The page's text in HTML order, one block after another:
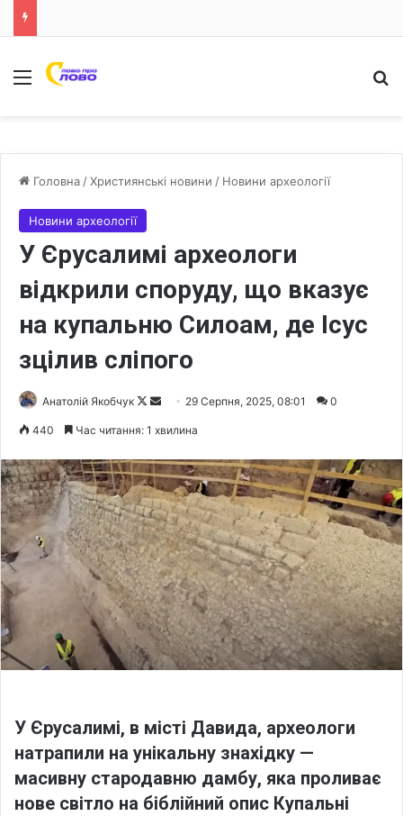
Меню
Головна /Християнські новини / Новини археології
Новини археології
У Єрусалимі археологи
відкрили споруду, що вказує
на купальню Силоам, де Ісус
зцілив сліпого
Анатолій Якобчук
F
l
o
w
o
n
X
d
a
n
e
m
a
i
l
29 Серпня, 2025, 08:01 0
440 Час читання: 1 хвилина
У Єрусалимі, в місті Давида, археологи
натрапили на унікальну знахідку —
масивну стародавню дамбу, яка проливає
нове світло на біблійний опис Купальні